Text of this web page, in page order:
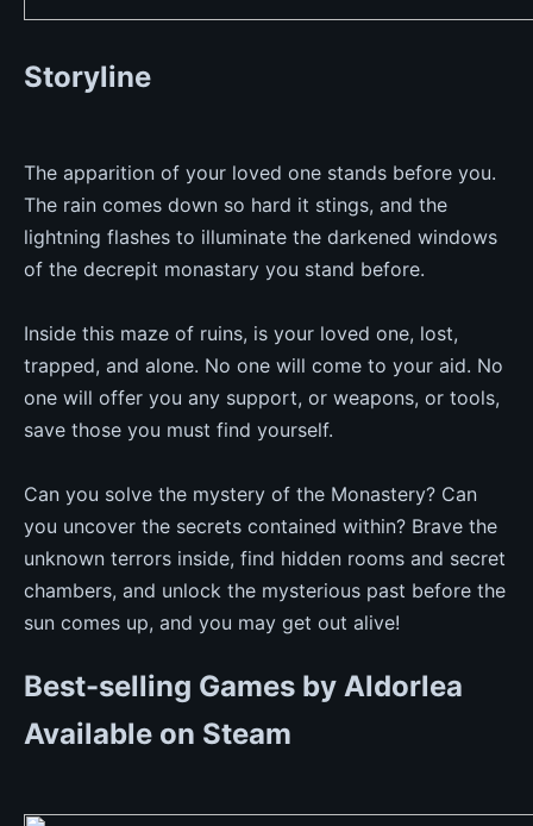
Storyline
The apparition of your loved one stands before you.
The rain comes down so hard it stings, and the
lightning flashes to illuminate the darkened windows
of the decrepit monastary you stand before.
Inside this maze of ruins, is your loved one, lost,
trapped, and alone. No one will come to your aid. No
one will offer you any support, or weapons, or tools,
save those you must find yourself.
Can you solve the mystery of the Monastery? Can
you uncover the secrets contained within? Brave the
unknown terrors inside, find hidden rooms and secret
chambers, and unlock the mysterious past before the
sun comes up, and you may get out alive!
Best-selling Games by Aldorlea
Available on Steam